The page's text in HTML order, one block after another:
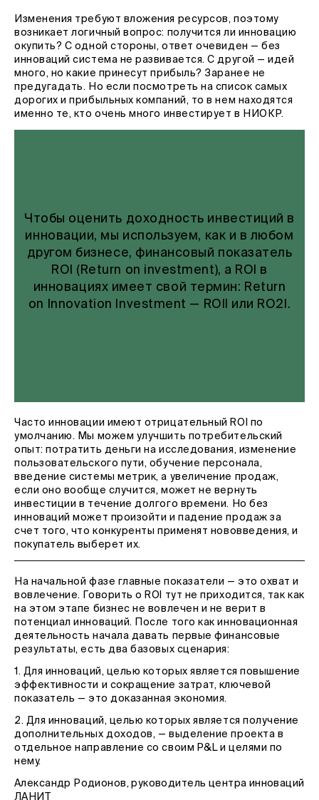
Изменения требуют вложения ресурсов, поэтому
возникает логичный вопрос: получится ли инновацию
окупить? С одной стороны, ответ очевиден — без
инноваций система не развивается. С другой — идей
много, но какие принесут прибыль? Заранее не
предугадать. Но если посмотреть на список самых
дорогих и прибыльных компаний, то в нем находятся
именно те, кто очень много инвестирует в НИОКР.
Чтобы оценить доходность инвестиций в
инновации, мы используем, как и в любом
другом бизнесе, финансовый показатель
ROI (Return on investment), а ROI в
инновациях имеет свой термин: Return
on Innovation Investment — ROII или RO2I.
Часто инновации имеют отрицательный ROI по
умолчанию. Мы можем улучшить потребительский
опыт: потратить деньги на исследования, изменение
пользовательского пути, обучение персонала,
введение системы метрик, а увеличение продаж,
если оно вообще случится, может не вернуть
инвестиции в течение долгого времени. Но без
инноваций может произойти и падение продаж за
счет того, что конкуренты применят нововведения, и
покупатель выберет их.
На начальной фазе главные показатели — это охват и
вовлечение. Говорить о ROI тут не приходится, так как
на этом этапе бизнес не вовлечен и не верит в
потенциал инноваций. После того как инновационная
деятельность начала давать первые финансовые
результаты, есть два базовых сценария:
1. Для инноваций, целью которых является повышение
эффективности и сокращение затрат, ключевой
показатель — это доказанная экономия.
2. Для инноваций, целью которых является получение
дополнительных доходов, — выделение проекта в
отдельное направление со своим P&L и целями по
нему.
Александр Родионов, руководитель центра инноваций
ЛАНИТ